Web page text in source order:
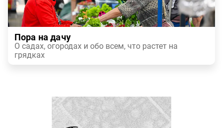
Пора на дачу
О садах, огородах и обо всем, что растет на
грядках